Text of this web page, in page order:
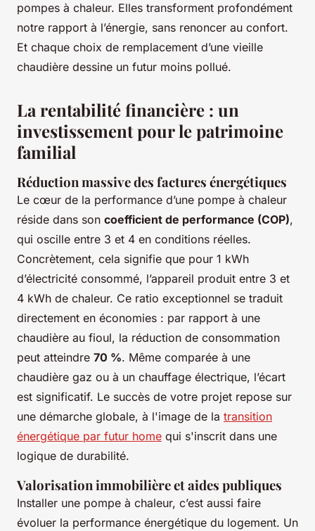
pompes à chaleur. Elles transforment profondément
notre rapport à l’énergie, sans renoncer au confort.
Et chaque choix de remplacement d’une vieille
chaudière dessine un futur moins pollué.
La rentabilité financière : un
investissement pour le patrimoine
familial
Réduction massive des factures énergétiques
Le cœur de la performance d’une pompe à chaleur
réside dans son coefficient de performance (COP),
qui oscille entre 3 et 4 en conditions réelles.
Concrètement, cela signifie que pour 1 kWh
d’électricité consommé, l’appareil produit entre 3 et
4 kWh de chaleur. Ce ratio exceptionnel se traduit
directement en économies : par rapport à une
chaudière au fioul, la réduction de consommation
peut atteindre 70 %. Même comparée à une
chaudière gaz ou à un chauffage électrique, l’écart
est significatif. Le succès de votre projet repose sur
une démarche globale, à l'image de la transition
énergétique par futur home qui s'inscrit dans une
logique de durabilité.
Valorisation immobilière et aides publiques
Installer une pompe à chaleur, c’est aussi faire
évoluer la performance énergétique du logement. Un